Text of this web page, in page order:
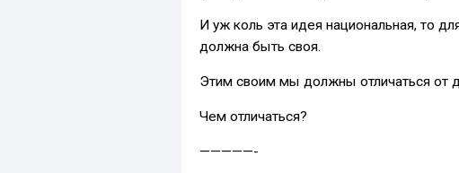
И уж коль эта идея национальная, то
должна быть своя.
Этим своим мы должны отличаться от
Чем отличаться?
—————-